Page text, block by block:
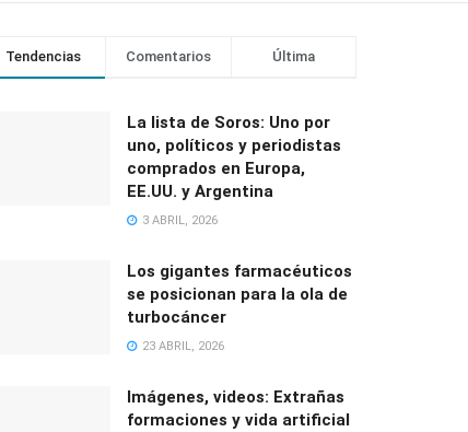
Tendencias Comentarios Última
La lista de Soros: Uno por
uno, políticos y periodistas
comprados en Europa,
EE.UU. y Argentina
3 ABRIL, 2026
Los gigantes farmacéuticos
se posicionan para la ola de
turbocáncer
23 ABRIL, 2026
Imágenes, videos: Extrañas
formaciones y vida artificial